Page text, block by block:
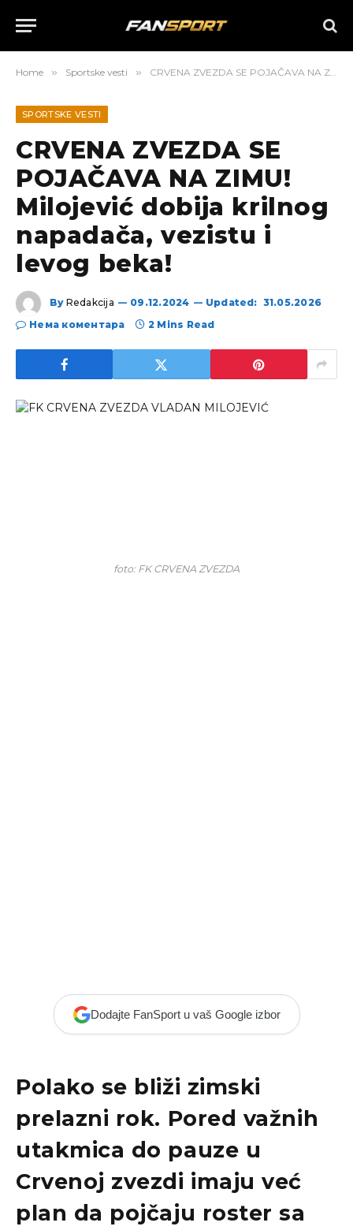
Home » Sportske vesti » CRVENA ZVEZDA SE POJAČAVA NA ZIMU! Milojević dobija krilnog napadača, vezistu i levog beka!
SPORTSKE VESTI
CRVENA ZVEZDA SE
POJAČAVA NA ZIMU!
Milojević dobija krilnog
napadača, vezistu i
levog beka!
By Redakcija 09.12.2024 Updated: 31.05.2026
Нема коментара
2 Mins Read
foto: FK CRVENA ZVEZDA
Dodajte FanSport u vaš Google izbor
Polako se bliži zimski
prelazni rok. Pored važnih
utakmica do pauze u
Crvenoj zvezdi imaju već
plan da pojčaju roster sa